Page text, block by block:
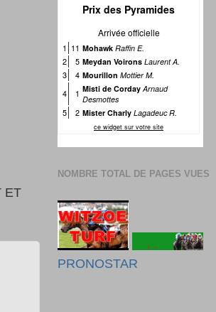
ET
NOMBRE TOTAL DE PAGES VUES
PRONOSTAR